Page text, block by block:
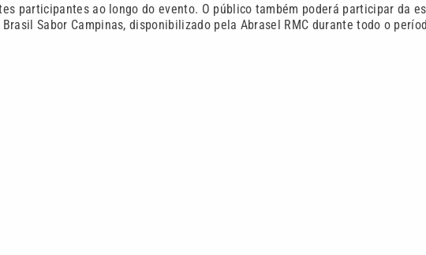
participantes ao longo do evento. O público também poderá participar da
Brasil Sabor Campinas, disponibilizado pela Abrasel RMC durante todo o